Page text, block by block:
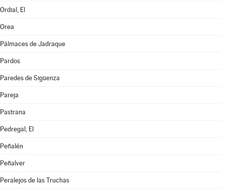
Ordial, El
Orea
Pálmaces de Jadraque
Pardos
Paredes de Sigüenza
Pareja
Pastrana
Pedregal, El
Peñalén
Peñalver
Peralejos de las Truchas